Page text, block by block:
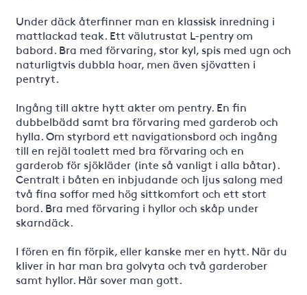
Under däck återfinner man en klassisk inredning i
mattlackad teak. Ett välutrustat L-pentry om
babord. Bra med förvaring, stor kyl, spis med ugn och
naturligtvis dubbla hoar, men även sjövatten i
pentryt.
Ingång till aktre hytt akter om pentry. En fin
dubbelbädd samt bra förvaring med garderob och
hylla. Om styrbord ett navigationsbord och ingång
till en rejäl toalett med bra förvaring och en
garderob för sjökläder (inte så vanligt i alla båtar).
Centralt i båten en inbjudande och ljus salong med
två fina soffor med hög sittkomfort och ett stort
bord. Bra med förvaring i hyllor och skåp under
skarndäck.
I fören en fin förpik, eller kanske mer en hytt. När du
kliver in har man bra golvyta och två garderober
samt hyllor. Här sover man gott.